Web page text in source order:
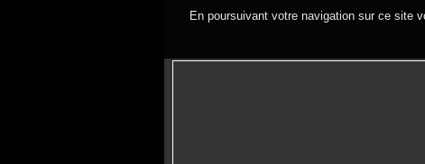
En poursuivant votre navigation sur ce site